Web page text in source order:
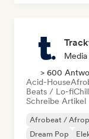
> 600
Acid-House
Beats / Lo-fi
Schreibe Artikel
Afrobeat /
Dream Pop